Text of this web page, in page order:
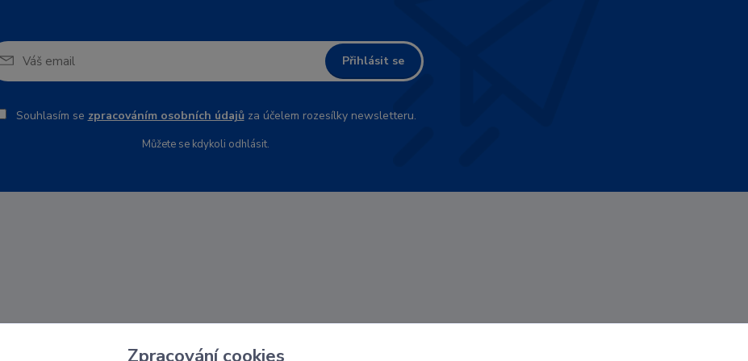
Přihlásit se
Souhlasím se zpracováním osobních údajůza účelem rozesílky newsletteru.
Můžete se kdykoli odhlásit.
Zpracování cookies